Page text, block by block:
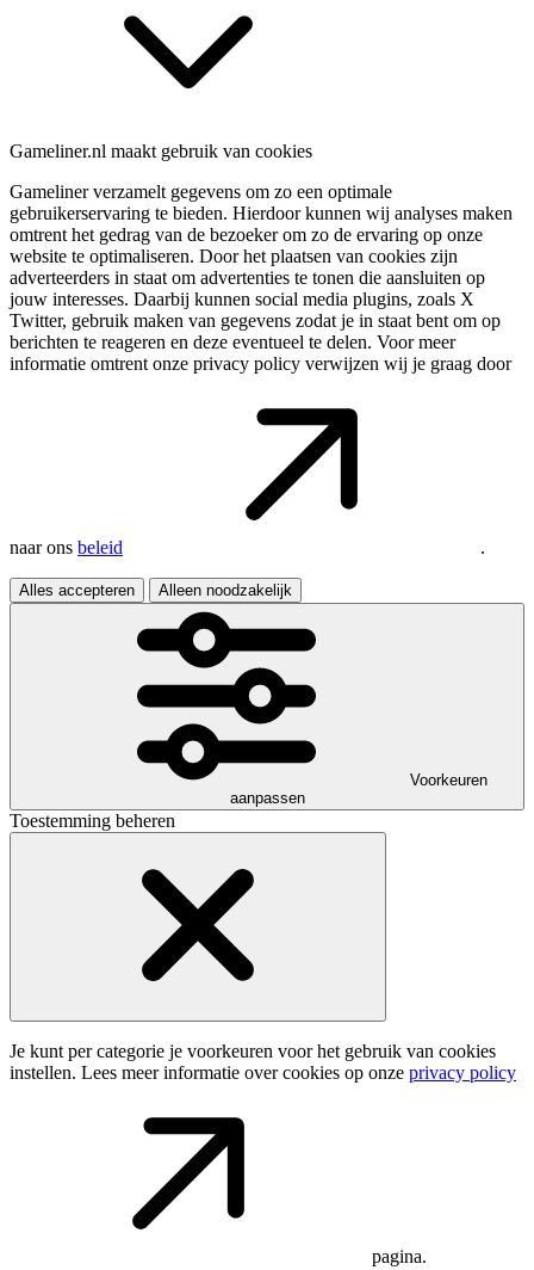
Gameliner.nl maakt gebruik van cookies
Gameliner verzamelt gegevens om zo een optimale
gebruikerservaring te bieden. Hierdoor kunnen wij analyses maken
omtrent het gedrag van de bezoeker om zo de ervaring op onze
website te optimaliseren. Door het plaatsen van cookies zijn
adverteerders in staat om advertenties te tonen die aansluiten op
jouw interesses. Daarbij kunnen social media plugins, zoals X
Twitter, gebruik maken van gegevens zodat je in staat bent om op
berichten te reageren en deze eventueel te delen. Voor meer
informatie omtrent onze privacy policy verwijzen wij je graag door
naar ons beleid .
Alles accepteren Alleen noodzakelijk
Voorkeuren
aanpassen
Toestemming beheren
Je kunt per categorie je voorkeuren voor het gebruik van cookies
instellen. Lees meer informatie over cookies op onze privacy policy
pagina.